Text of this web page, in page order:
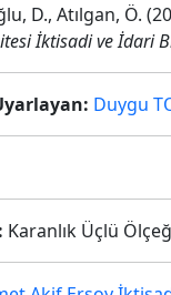
D., Atılgan, Ö.
İktisadi ve İdari
Duygu
Karanlık Üçlü